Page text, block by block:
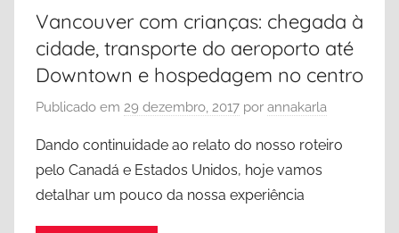
Vancouver com crianças: chegada à
cidade, transporte do aeroporto até
Downtown e hospedagem no centro
Publicado em 29 dezembro, 2017 por annakarla
Dando continuidade ao relato do nosso roteiro
pelo Canadá e Estados Unidos, hoje vamos
detalhar um pouco da nossa experiência